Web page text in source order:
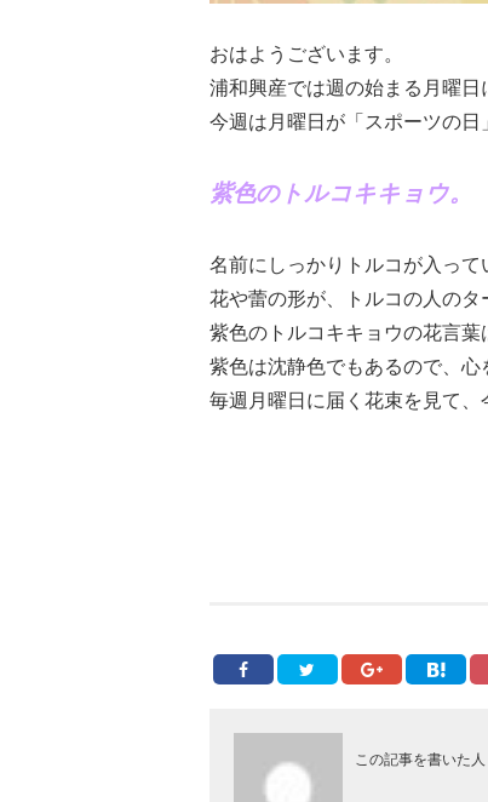
おはようございます。
浦和興産では週の始まる月曜日
今週は月曜日が「スポーツの日
紫色のトルコキキョウ。
名前にしっかりトルコが入って
花や蕾の形が、トルコの人のタ
紫色のトルコキキョウの花言葉
紫色は沈静色でもあるので、心
毎週月曜日に届く花束を見て、
この記事を書いた人